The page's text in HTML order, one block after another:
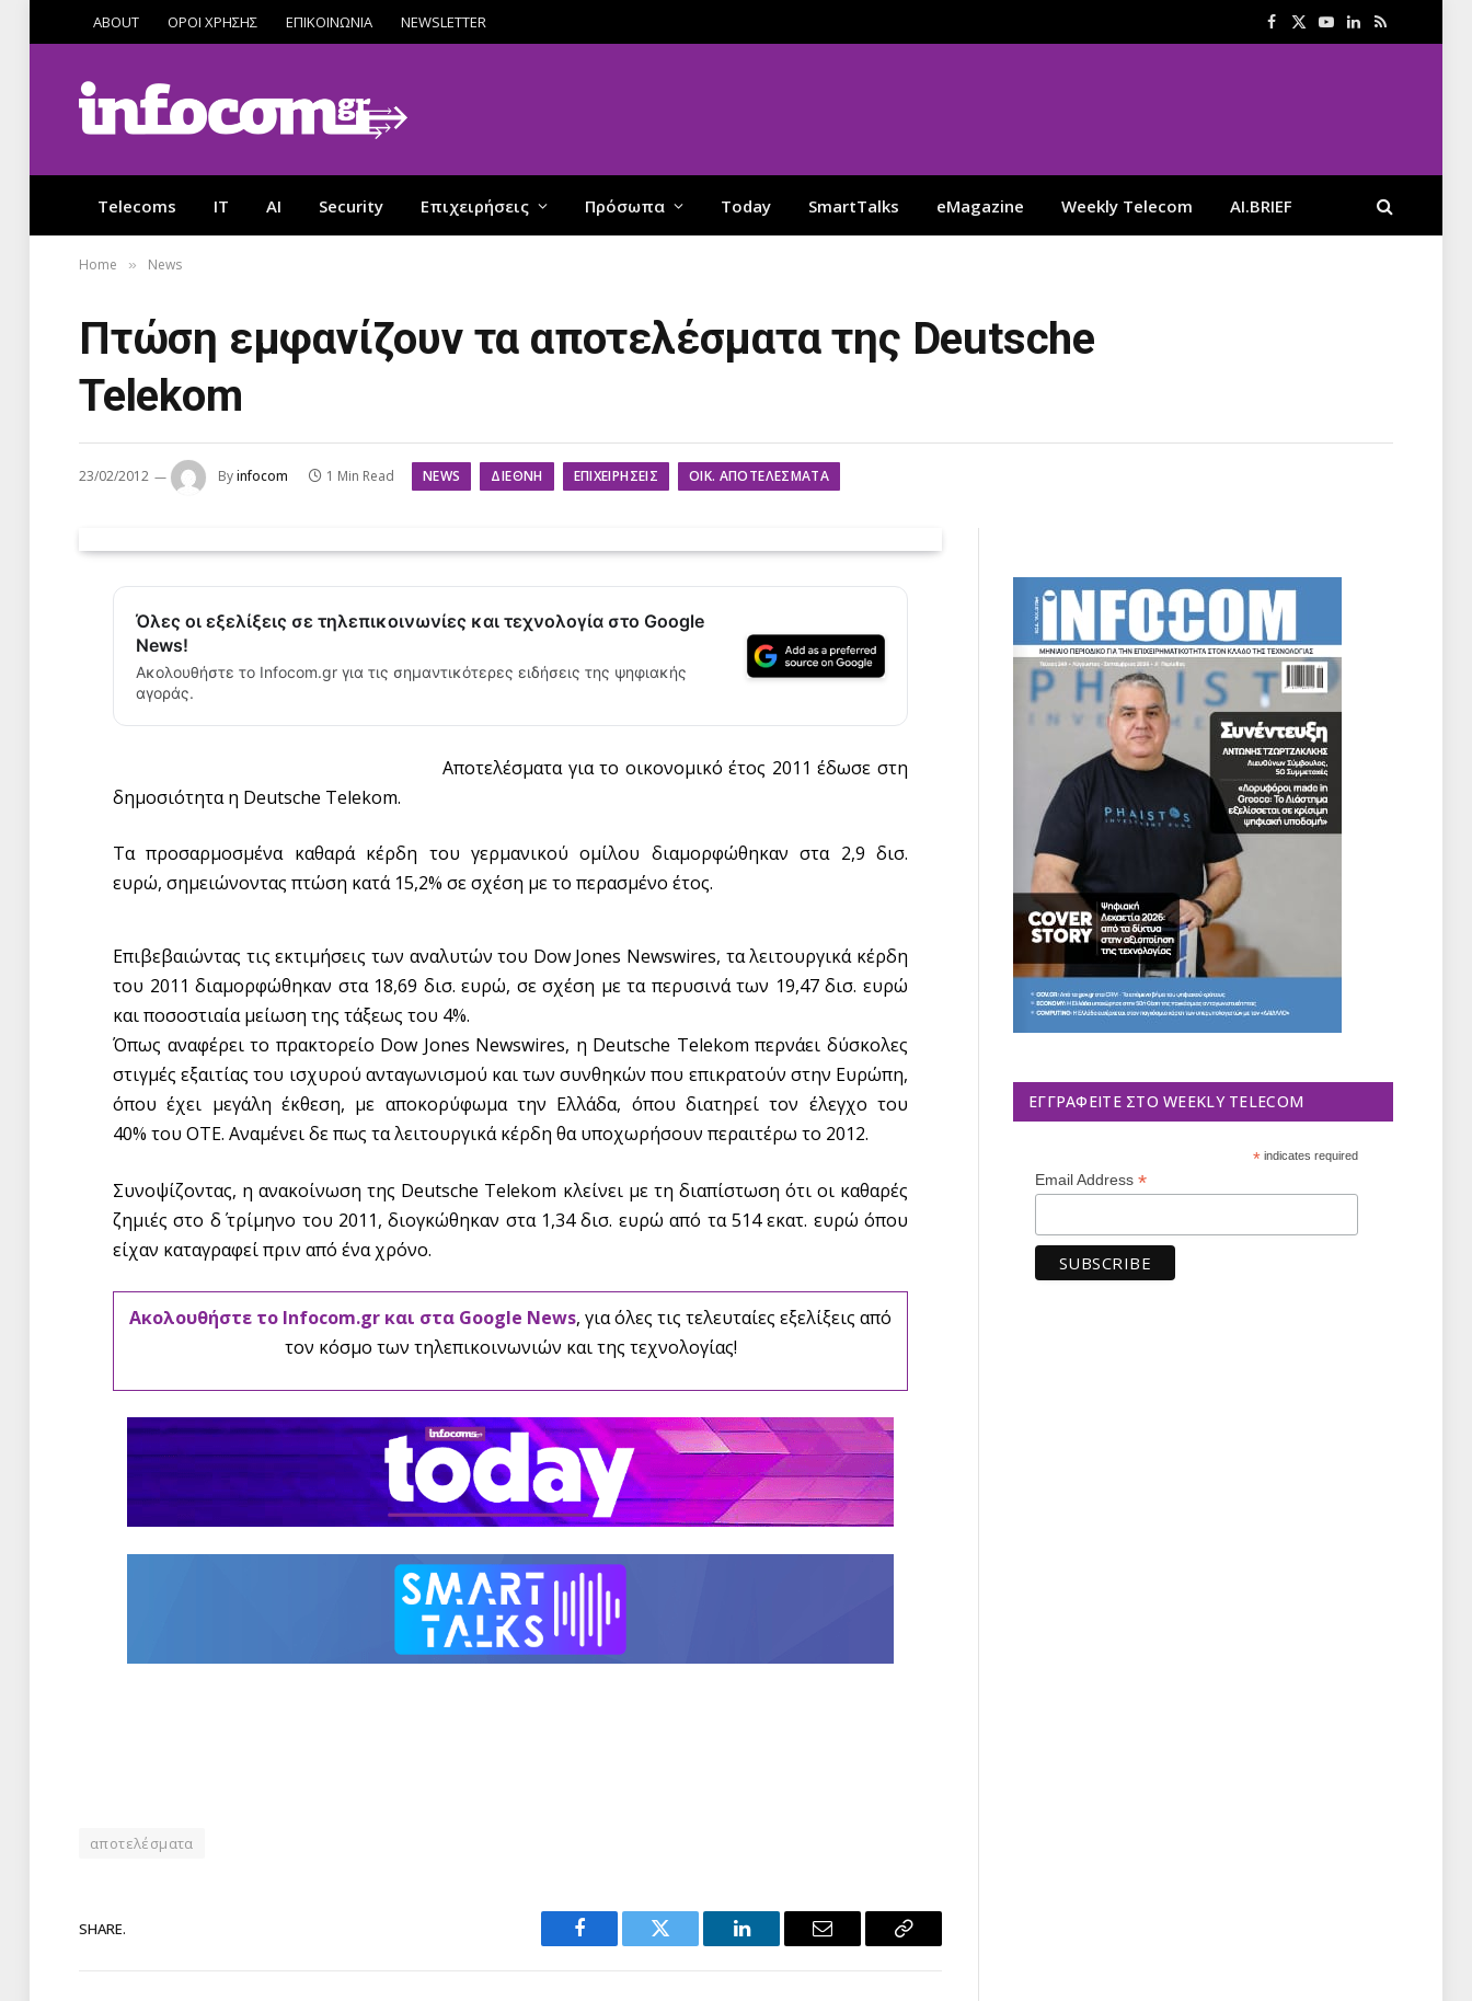
ABOUT ΟΡΟΙ ΧΡΗΣΗΣ ΕΠΙΚΟΙΝΩΝΙΑ NEWSLETTER Facebook
X
YouTube
LinkedIn
RSS
Telecoms IT AI Security Επιχειρήσεις Πρόσωπα Today SmartTalks eMagazine Weekly Telecom AI.BRIEF
Home » News
Πτώση εμφανίζουν τα αποτελέσματα της Deutsche
Telekom
23/02/2012 Byinfocom 1 Min Read NEWS ΔΙΕΘΝΉ ΕΠΙΧΕΙΡΉΣΕΙΣ ΟΙΚ. ΑΠΟΤΕΛΈΣΜΑΤΑ
Όλες οι εξελίξεις σε τηλεπικοινωνίες και τεχνολογία στο Google
News!
Ακολουθήστε το Infocom.gr για τις σημαντικότερες ειδήσεις της ψηφιακής
αγοράς.
Αποτελέσματα για το οικονομικό έτος 2011 έδωσε στη
δημοσιότητα η Deutsche Telekom.
Τα προσαρμοσμένα καθαρά κέρδη του γερμανικού ομίλου διαμορφώθηκαν στα 2,9 δισ.
ευρώ, σημειώνοντας πτώση κατά 15,2% σε σχέση με το περασμένο έτος.
Επιβεβαιώντας τις εκτιμήσεις των αναλυτών του Dow Jones Newswires, τα λειτουργικά κέρδη
του 2011 διαμορφώθηκαν στα 18,69 δισ. ευρώ, σε σχέση με τα περυσινά των 19,47 δισ. ευρώ
και ποσοστιαία μείωση της τάξεως του 4%.
Όπως αναφέρει το πρακτορείο Dow Jones Newswires, η Deutsche Telekom περνάει δύσκολες
στιγμές εξαιτίας του ισχυρού ανταγωνισμού και των συνθηκών που επικρατούν στην Ευρώπη,
όπου έχει μεγάλη έκθεση, με αποκορύφωμα την Ελλάδα, όπου διατηρεί τον έλεγχο του
40% του ΟΤΕ. Αναμένει δε πως τα λειτουργικά κέρδη θα υποχωρήσουν περαιτέρω το 2012.
Συνοψίζοντας, η ανακοίνωση της Deutsche Telekom κλείνει με τη διαπίστωση ότι οι καθαρές
ζημιές στο δ΄ τρίμηνο του 2011, διογκώθηκαν στα 1,34 δισ. ευρώ από τα 514 εκατ. ευρώ όπου
είχαν καταγραφεί πριν από ένα χρόνο.
Ακολουθήστε το Infocom.gr και στα Google News, για όλες τις τελευταίες εξελίξεις από
τον κόσμο των τηλεπικοινωνιών και της τεχνολογίας!
αποτελέσματα
SHARE.
Facebook Twitter LinkedIn Email
Copy
ΕΓΓΡΑΦΕΊΤΕ ΣΤΟ WEEKLY TELECOM
*indicates required
Email Address *